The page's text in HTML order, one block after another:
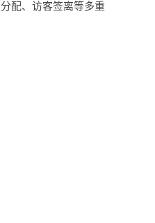
配、访客签离等多重